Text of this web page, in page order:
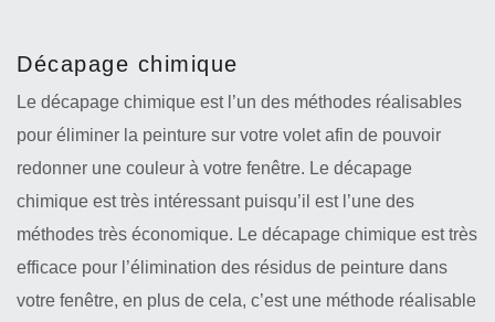
Décapage chimique
Le décapage chimique est l’un des méthodes réalisables
pour éliminer la peinture sur votre volet afin de pouvoir
redonner une couleur à votre fenêtre. Le décapage
chimique est très intéressant puisqu’il est l’une des
méthodes très économique. Le décapage chimique est très
efficace pour l’élimination des résidus de peinture dans
votre fenêtre, en plus de cela, c’est une méthode réalisable